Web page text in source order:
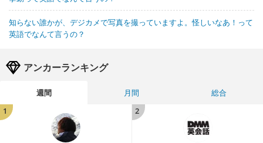
知らない誰かが、デジカメで写真を撮っていますよ。怪しいなあ！って
英語でなんて言うの？
アンカーランキング
週間 月間
総合
1
2